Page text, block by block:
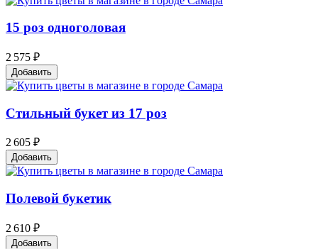
15 роз одноголовая
2 575 ₽
Добавить
Стильный букет из 17 роз
2 605 ₽
Добавить
Полевой букетик
2 610 ₽
Добавить